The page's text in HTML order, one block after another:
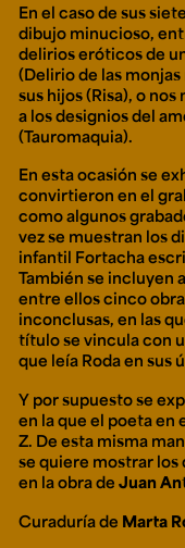
En el caso de sus
dibujo minucioso,
delirios eróticos de
(Delirio de las
sus hijos (Risa), o
a los designios del
(Tauromaquia).
En esta ocasión se
convirtieron en el
como algunos
vez se muestran los
infantil Fortacha
También se incluyen
entre ellos cinco
inconclusas, en las
título se vincula con
que leía Roda en sus
Y por supuesto se
en la que el poeta en
Z. De esta misma
se quiere mostrar
en la obra de Juan
Curaduría de Marta